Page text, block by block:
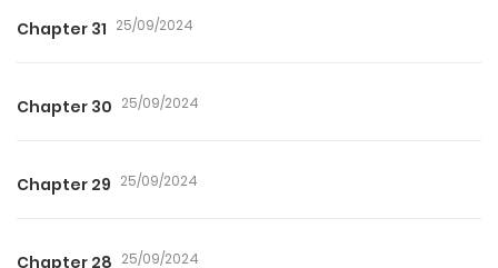
Chapter 31 25/09/2024
Chapter 30 25/09/2024
Chapter 29 25/09/2024
Chapter 28 25/09/2024